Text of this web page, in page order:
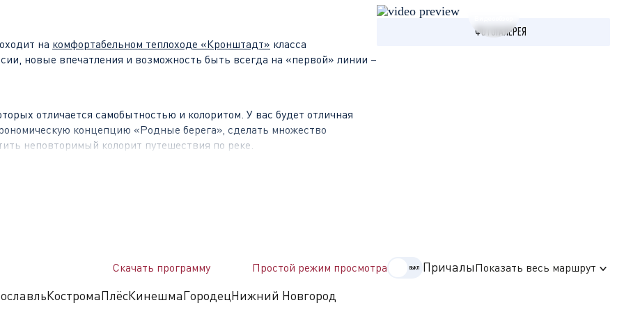
на комфортабельном теплоходе «Кронштадт» класса
новые впечатления и возможность быть всегда на «первой» линии –
отличается самобытностью и колоритом. У вас будет отличная
концепцию «Родные берега», сделать множество
неповторимый колорит путешествия по реке.
музей Тверского быта и знаменитый тверской Арбат.
ФОТОГАЛЕРЕЯ
Скачать программу Простой режим просмотра ПричалыПоказать весь маршрут
КостромаПлёсКинешмаГородецНижний Новгород